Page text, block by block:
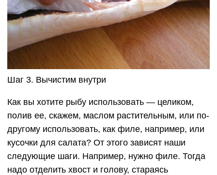
Шаг 3. Вычистим внутри
Как вы хотите рыбу использовать — целиком,
полив ее, скажем, маслом растительным, или по-
другому использовать, как филе, например, или
кусочки для салата? От этого зависят наши
следующие шаги. Например, нужно филе. Тогда
надо отделить хвост и голову, стараясь